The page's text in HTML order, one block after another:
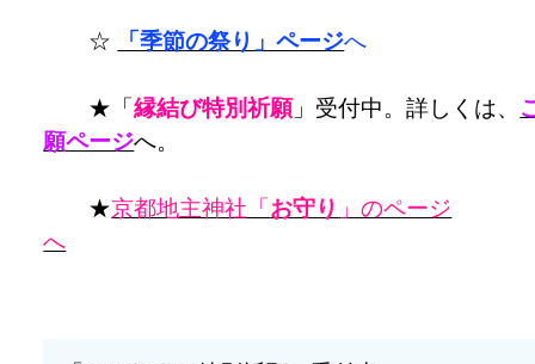
☆ 「季節の祭り」ページへ
★「縁結び特別祈願」受付中。詳しくは、
願ページへ。
★京都地主神社「お守り 」のページ
へ